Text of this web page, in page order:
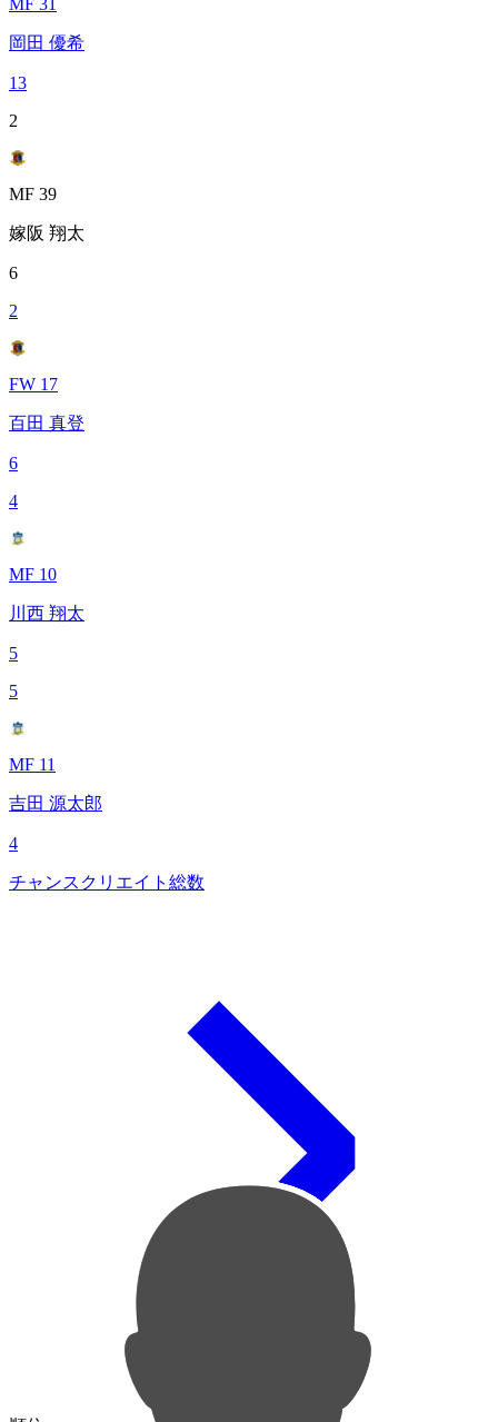
MF 31
岡田 優希
13
2
MF 39
嫁阪 翔太
6
2
FW 17
百田 真登
6
4
MF 10
川西 翔太
5
5
MF 11
吉田 源太郎
4
チャンスクリエイト総数